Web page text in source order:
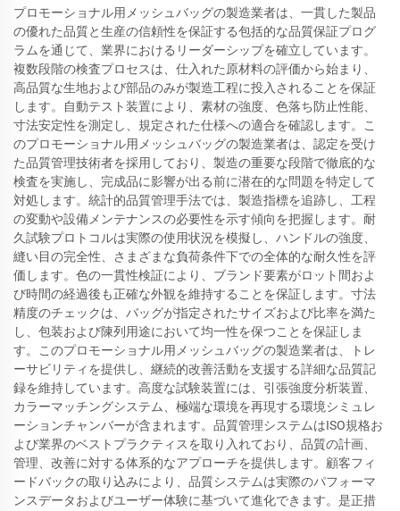
プロモーショナル用メッシュバッグの製造業者は、一貫した製品
の優れた品質と生産の信頼性を保証する包括的な品質保証プログ
ラムを通じて、業界におけるリーダーシップを確立しています。
複数段階の検査プロセスは、仕入れた原材料の評価から始まり、
高品質な生地および部品のみが製造工程に投入されることを保証
します。自動テスト装置により、素材の強度、色落ち防止性能、
寸法安定性を測定し、規定された仕様への適合を確認します。こ
のプロモーショナル用メッシュバッグの製造業者は、認定を受け
た品質管理技術者を採用しており、製造の重要な段階で徹底的な
検査を実施し、完成品に影響が出る前に潜在的な問題を特定して
対処します。統計的品質管理手法では、製造指標を追跡し、工程
の変動や設備メンテナンスの必要性を示す傾向を把握します。耐
久試験プロトコルは実際の使用状況を模擬し、ハンドルの強度、
縫い目の完全性、さまざまな負荷条件下での全体的な耐久性を評
価します。色の一貫性検証により、ブランド要素がロット間およ
び時間の経過後も正確な外観を維持することを保証します。寸法
精度のチェックは、バッグが指定されたサイズおよび比率を満た
し、包装および陳列用途において均一性を保つことを保証しま
す。このプロモーショナル用メッシュバッグの製造業者は、トレ
ーサビリティを提供し、継続的改善活動を支援する詳細な品質記
録を維持しています。高度な試験装置には、引張強度分析装置、
カラーマッチングシステム、極端な環境を再現する環境シミュレ
ーションチャンバーが含まれます。品質管理システムはISO規格お
よび業界のベストプラクティスを取り入れており、品質の計画、
管理、改善に対する体系的なアプローチを提供します。顧客フィ
ードバックの取り込みにより、品質システムは実際のパフォーマ
ンスデータおよびユーザー体験に基づいて進化できます。是正措